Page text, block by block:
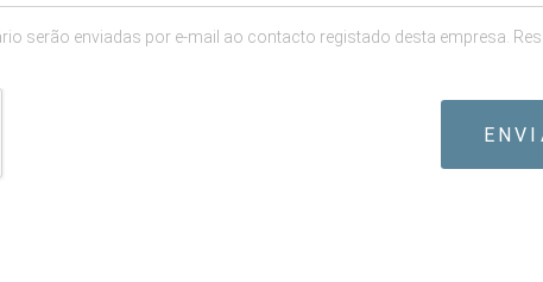
serão enviadas por e-mail ao contacto registado desta empresa.